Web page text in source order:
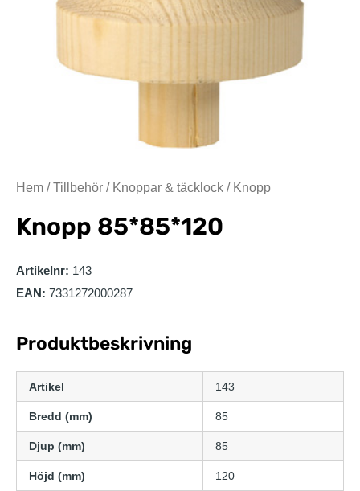
Hem /Tillbehör / Knoppar & täcklock / Knopp
Knopp 85*85*120
Artikelnr: 143
EAN: 7331272000287
Produktbeskrivning
Artikel 143
Bredd (mm) 85
Djup (mm) 85
Höjd (mm) 120